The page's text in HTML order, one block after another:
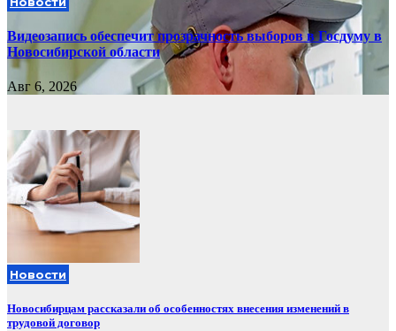
Видеозапись обеспечит прозрачность выборов в Госдуму в
Новосибирской области
Авг 6, 2026
Новости
Новосибирцам рассказали об особенностях внесения изменений в
трудовой договор